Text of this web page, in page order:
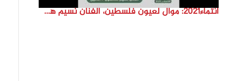
انتماء2021: موال لعيون فلسطين، الفنان نسيم هشلمون، فلسطين